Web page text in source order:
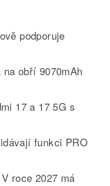
podporuje
obří 9070mAh
17 a 17 5G s
funkci PRO
roce 2027 má